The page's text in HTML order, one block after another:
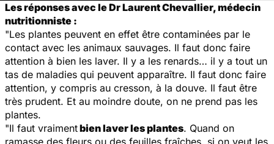
Les réponses avec le Dr Laurent Chevallier, médecin
nutritionniste :
"Les plantes peuvent en effet être contaminées par le
contact avec les animaux sauvages. Il faut donc faire
attention à bien les laver. Il y a les renards… il y a tout un
tas de maladies qui peuvent apparaître. Il faut donc faire
attention, y compris au cresson, à la douve. Il faut être
très prudent. Et au moindre doute, on ne prend pas les
plantes.
"Il faut vraimentbien laver les plantes. Quand on
ramasse des fleurs ou des feuilles fraîches, si on veut les